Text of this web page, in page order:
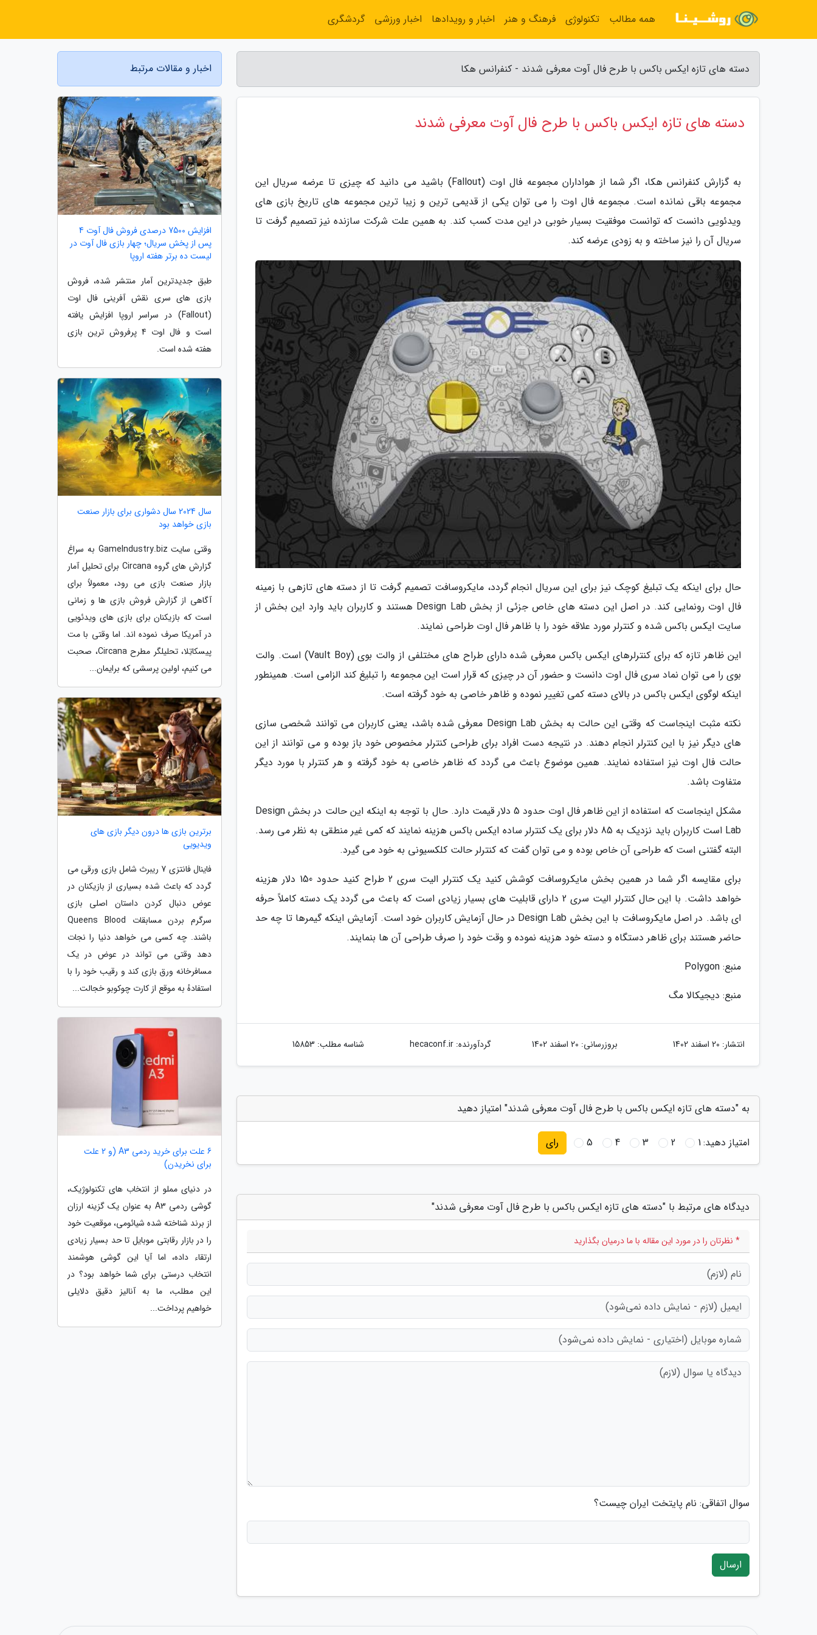
دسته های تازه ایکس باکس با طرح فال آوت معرفی شدند - کنفرانس هکا
دسته های تازه ایکس باکس با طرح فال آوت معرفی شدند
به گزارش کنفرانس هکا، اگر شما از هواداران مجموعه فال اوت (Fallout) باشید می دانید که چیزی تا عرضه سریال این
مجموعه باقی نمانده است. مجموعه فال اوت را می توان یکی از قدیمی ترین و زیبا ترین مجموعه های تاریخ بازی های
ویدئویی دانست که توانست موفقیت بسیار خوبی در این مدت کسب کند. به همین علت شرکت سازنده نیز تصمیم گرفت تا
سریال آن را نیز ساخته و به زودی عرضه کند.
حال برای اینکه یک تبلیغ کوچک نیز برای این سریال انجام گردد، مایکروسافت تصمیم گرفت تا از دسته های تازهی با زمینه
فال اوت رونمایی کند. در اصل این دسته های خاص جزئی از بخش Design Lab هستند و کاربران باید وارد این بخش از
سایت ایکس باکس شده و کنترلر مورد علاقه خود را با ظاهر فال اوت طراحی نمایند.
این ظاهر تازه که برای کنترلرهای ایکس باکس معرفی شده دارای طراح های مختلفی از والت بوی (Vault Boy) است. والت
بوی را می توان نماد سری فال اوت دانست و حضور آن در چیزی که قرار است این مجموعه را تبلیغ کند الزامی است. همینطور
اینکه لوگوی ایکس باکس در بالای دسته کمی تغییر نموده و ظاهر خاصی به خود گرفته است.
نکته مثبت اینجاست که وقتی این حالت به بخش Design Lab معرفی شده باشد، یعنی کاربران می توانند شخصی سازی
های دیگر نیز با این کنترلر انجام دهند. در نتیجه دست افراد برای طراحی کنترلر مخصوص خود باز بوده و می توانند از این
حالت فال اوت نیز استفاده نمایند. همین موضوع باعث می گردد که ظاهر خاصی به خود گرفته و هر کنترلر با مورد دیگر
متفاوت باشد.
مشکل اینجاست که استفاده از این ظاهر فال اوت حدود 5 دلار قیمت دارد. حال با توجه به اینکه این حالت در بخش Design
Lab است کاربران باید نزدیک به 85 دلار برای یک کنترلر ساده ایکس باکس هزینه نمایند که کمی غیر منطقی به نظر می رسد.
البته گفتنی است که طراحی آن خاص بوده و می توان گفت که کنترلر حالت کلکسیونی به خود می گیرد.
برای مقایسه اگر شما در همین بخش مایکروسافت کوشش کنید یک کنترلر الیت سری 2 طراح کنید حدود 150 دلار هزینه
خواهد داشت. با این حال کنترلر الیت سری 2 دارای قابلیت های بسیار زیادی است که باعث می گردد یک دسته کاملاً حرفه
ای باشد. در اصل مایکروسافت با این بخش Design Lab در حال آزمایش کاربران خود است. آزمایش اینکه گیمرها تا چه حد
حاضر هستند برای ظاهر دستگاه و دسته خود هزینه نموده و وقت خود را صرف طراحی آن ها بنمایند.
منبع: Polygon
منبع: دیجیکالا مگ
انتشار: 20 اسفند 1402 بروزرسانی: 20 اسفند 1402 گردآورنده:hecaconf.ir شناسه مطلب: 15853
به "دسته های تازه ایکس باکس با طرح فال آوت معرفی شدند" امتیاز دهید
امتیاز دهید:1
2
3
4
5 رای
دیدگاه های مرتبط با "دسته های تازه ایکس باکس با طرح فال آوت معرفی شدند"
* نظرتان را در مورد این مقاله با ما درمیان بگذارید
سوال اتفاقی: نام پایتخت ایران چیست؟
ارسال
اخبار و مقالات مرتبط
افزایش 7500 درصدی فروش فال آوت 4
پس از پخش سریال؛ چهار بازی فال آوت در
لیست ده برتر هفته اروپا
طبق جدیدترین آمار منتشر شده، فروش
بازی های سری نقش آفرینی فال اوت
(Fallout) در سراسر اروپا افزایش یافته
است و فال اوت 4 پرفروش ترین بازی
هفته شده است.
سال 2024 سال دشواری برای بازار صنعت
بازی خواهد بود
وقتی سایت GameIndustry.biz به سراغ
گزارش های گروه Circana برای تحلیل آمار
بازار صنعت بازی می رود، معمولاً برای
آگاهی از گزارش فروش بازی ها و زمانی
است که بازیکنان برای بازی های ویدئویی
در آمریکا صرف نموده اند. اما وقتی با مت
پیسکاتِلا، تحلیلگر مطرح Circana، صحبت
می کنیم، اولین پرسشی که برایمان...
برترین بازی ها درون دیگر بازی های
ویدیویی
فاینال فانتزی 7 ریبرث شامل بازی ورقی می
گردد که باعث شده بسیاری از بازیکنان در
عوض دنبال کردن داستان اصلی بازی
سرگرم بردن مسابقات Queens Blood
باشند. چه کسی می خواهد دنیا را نجات
دهد وقتی می تواند در عوض در یک
مسافرخانه ورق بازی کند و رقیب خود را با
استفادهٔ به موقع از کارت چوکوبو خجالت...
6 علت برای خرید ردمی A3 (و 2 علت
برای نخریدن)
در دنیای مملو از انتخاب های تکنولوژیک،
گوشی ردمی A3 به عنوان یک گزینه ارزان
از برند شناخته شده شیائومی، موقعیت خود
را در بازار رقابتی موبایل تا حد بسیار زیادی
ارتقاء داده، اما آیا این گوشی هوشمند
انتخاب درستی برای شما خواهد بود؟ در
این مطلب، ما به آنالیز دقیق دلایلی
خواهیم پرداخت...
همه مطالب تکنولوژی فرهنگ و هنر اخبار و رویدادها اخبار ورزشی گردشگری